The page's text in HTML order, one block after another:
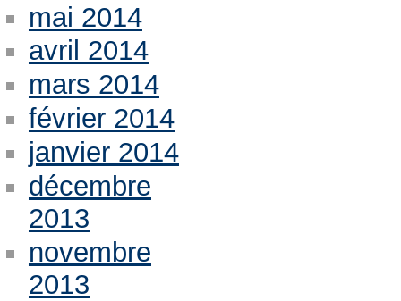
mai 2014
avril 2014
mars 2014
février 2014
janvier 2014
décembre
2013
novembre
2013